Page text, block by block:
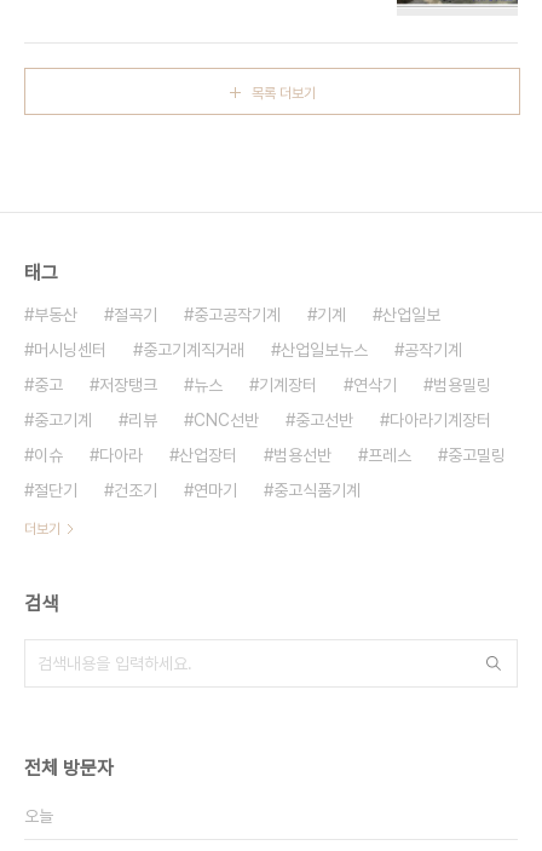
(성능 양호) 유압 절곡기 8자,6t 벡게이지 장착 입니
길 부탁 드립니다 국제기계연합 취급품목 아마다절
목록 더보기
태그
부동산 절곡기 중고공작기계 기계
산업일보
머시닝센터
중고기계직거래 산업일보뉴스
공작기계
중고
저장탱크 뉴스 기계장터 연삭기
범용밀링
중고기계
리뷰 CNC선반 중고선반
다아라기계장터
이슈
다아라 산업장터 범용선반 프레스
중고밀링
절단기
건조기 연마기 중고식품기계
더보기
검색
전체 방문자
오늘